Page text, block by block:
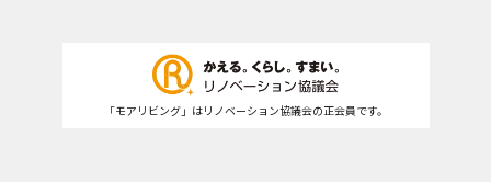
「モアリビング」はリノベーション協議会の正会員です。